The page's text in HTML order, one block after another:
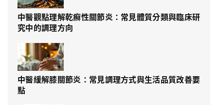
中醫觀點理解乾癬性關節炎：常見體質分類與臨床研
究中的調理方向
中醫緩解膝關節炎：常見調理方式與生活品質改善要
點